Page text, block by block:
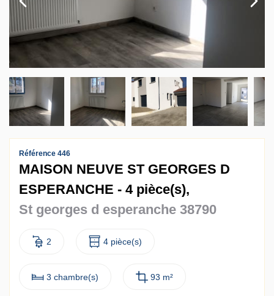
Estimation
Contact
Accès clients
Référence 446
MAISON NEUVE ST GEORGES D
ESPERANCHE - 4 pièce(s),
St georges d esperanche 38790
2 4 pièce(s)
3 chambre(s) 93 m²